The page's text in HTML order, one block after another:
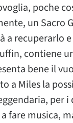
poche
un Sacro
a recuperarlo
contiene
bene il
a Miles la
per
fare musica,